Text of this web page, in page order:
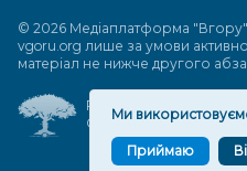
© 2026 Медіаплатформа
vgoru.org лише за умови
матеріал не нижче другого
Розробка та підтримка
Great People
Ми
Приймаю